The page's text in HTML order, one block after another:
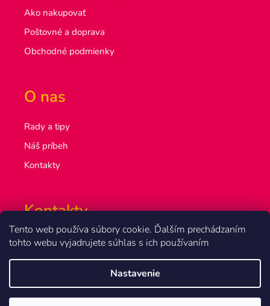
Tento web používa súbory cookie. Ďalším prechádzaním
tohto webu vyjadrujete súhlas s ich používaním
Nastavenie
Ako nakupovať
Poštovné a doprava
Obchodné podmienky
O nas
Rady a tipy
Náš príbeh
Kontakty
Kontakty
info@olsakovi.sk
+420 777 851 918